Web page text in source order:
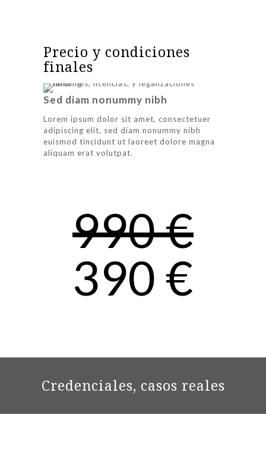
Precio y condiciones
finales
Sed diam nonummy nibh
Lorem ipsum dolor sit amet, consectetuer
adipiscing elit, sed diam nonummy nibh
euismod tincidunt ut laoreet dolore magna
aliquam erat volutpat.
990 €
390 €
Credenciales, casos reales